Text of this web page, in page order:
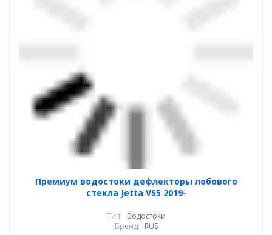
Премиум водостоки дефлекторы лобового
стекла Jetta VS5 2019-
Тип: Водостоки
Бренд: RUS